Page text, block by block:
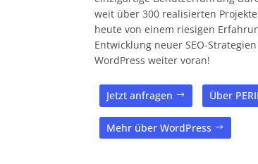
weit über 300 realisierten
heute von einem riesigen
Entwicklung neuer SEO-
WordPress weiter voran!
Jetzt anfragen Über
Mehr über WordPress